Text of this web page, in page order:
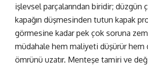
işlevsel parçalarından biridir; düzgün
kapağın düşmesinden tutun kapak
görmesine kadar pek çok soruna
müdahale hem maliyeti düşürür hem
ömrünü uzatır. Menteşe tamiri ve